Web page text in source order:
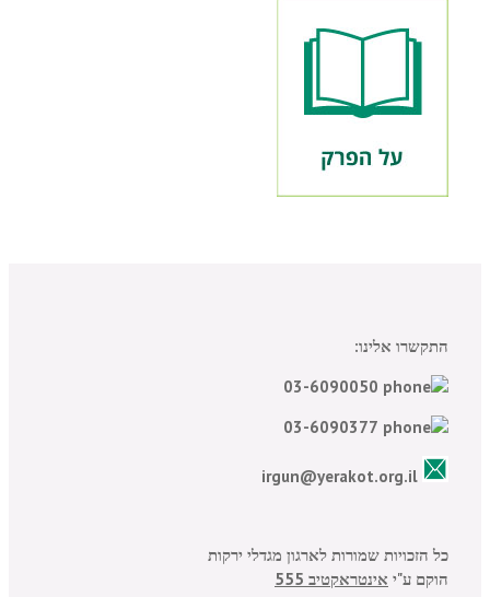
התקשרו אלינו:
כל הזכויות שמורות לארגון מגדלי ירקות
הוקם ע"י אינטראקטיב 555